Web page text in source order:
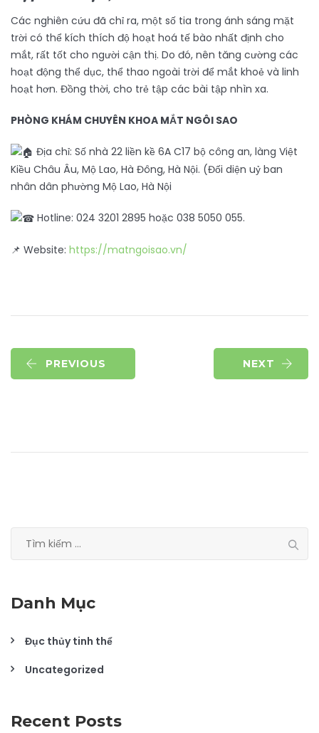
Các nghiên cứu đã chỉ ra, một số tia trong ánh sáng mặt
trời có thể kích thích độ hoạt hoá tế bào nhất định cho
mắt, rất tốt cho người cận thị. Do đó, nên tăng cường các
hoạt động thể dục, thể thao ngoài trời để mắt khoẻ và linh
hoạt hơn. Đồng thời, cho trẻ tập các bài tập nhìn xa.
PHÒNG KHÁM CHUYÊN KHOA MẮT NGÔI SAO
Địa chỉ: Số nhà 22 liền kề 6A C17 bộ công an, làng Việt
Kiều Châu Âu, Mộ Lao, Hà Đông, Hà Nội. (Đối diện uỷ ban
nhân dân phường Mộ Lao, Hà Nội
Hotline: 024 3201 2895 hoặc 038 5050 055.
📌 Website: https://matngoisao.vn/
PREVIOUS NEXT
kiếm
Danh Mục
Đục thủy tinh thể
Uncategorized
Recent Posts